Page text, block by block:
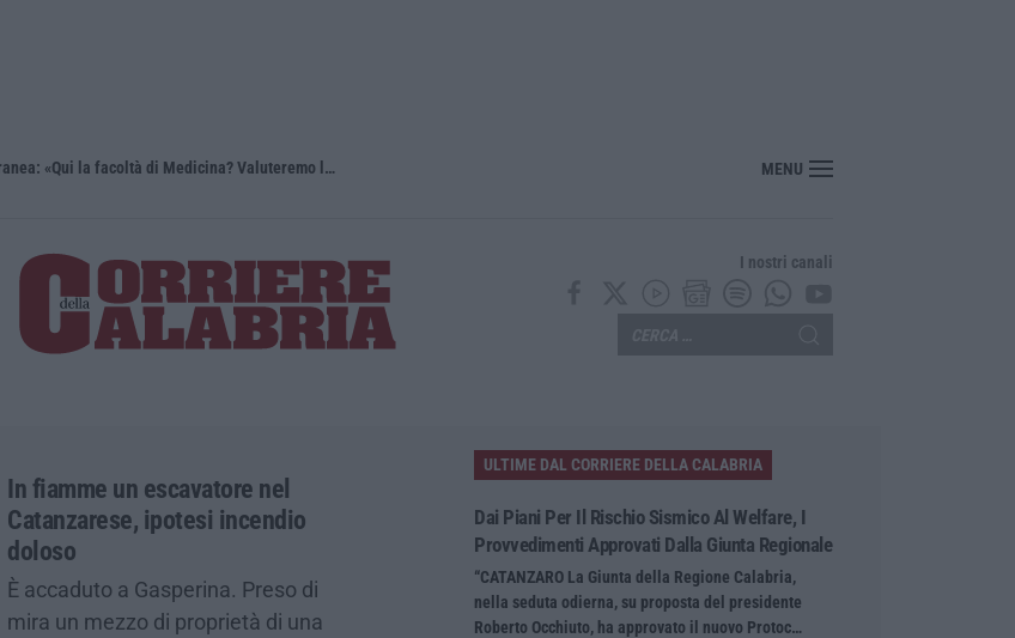
Reggio Calabria, Bernini in visita alla Mediterranea: «Qui la facoltà di Medicina? Valuteremo la domanda» MENU
I nostri canali
In fiamme un escavatore nel
Catanzarese, ipotesi incendio
doloso
È accaduto a Gasperina. Preso di
mira un mezzo di proprietà di una
ULTIME DAL CORRIERE DELLA CALABRIA
Dai Piani Per Il Rischio Sismico Al Welfare, I
Provvedimenti Approvati Dalla Giunta Regionale
“CATANZARO La Giunta della Regione Calabria,
nella seduta odierna, su proposta del presidente
Roberto Occhiuto, ha approvato il nuovo Protoc…